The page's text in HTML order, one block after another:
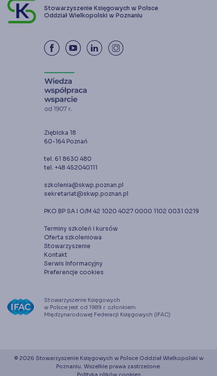
Stowarzyszenie Księgowych w Polsce
Oddział Wielkopolski w Poznaniu
Ziębicka 18
60-164 Poznań
tel. 61 8630 480
tel. +48 452040111
szkolenia@skwp.poznan.pl
sekretariat@skwp.poznan.pl
PKO BP SA I O/M 42 1020 4027 0000 1102 0031 0219
Terminy szkoleń i kursów
Oferta szkoleniowa
Stowarzyszenie
Kontakt
Serwis Informacyjny
Preferencje cookies
Stowarzyszenie Księgowych
w Polsce jest od 1989 r. członkiem
Międzynarodowej Federacji Księgowych (IFAC)
© 2026 Stowarzyszenie Księgowych w Polsce Oddział Wielkopolski w
Poznaniu. Wszelkie prawa zastrzeżone.
Polityka plików cookies